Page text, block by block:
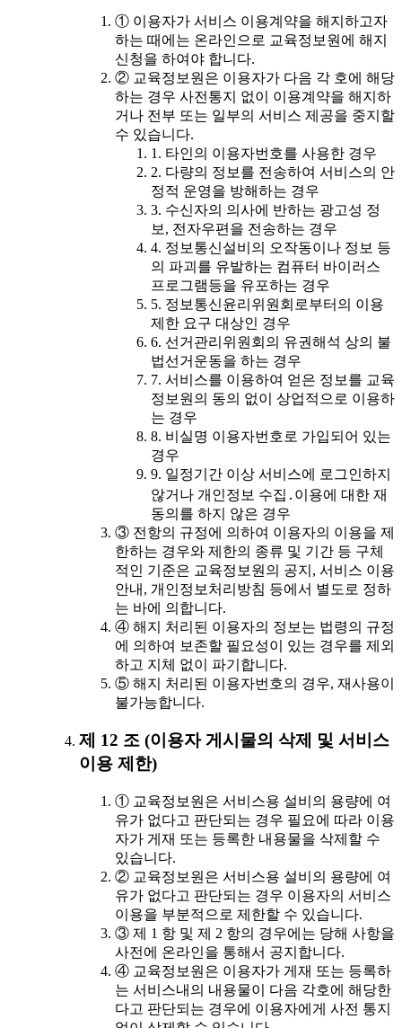
① 이용자가 서비스 이용계약을 해지하고자
하는 때에는 온라인으로 교육정보원에 해지
신청을 하여야 합니다.
② 교육정보원은 이용자가 다음 각 호에 해당
하는 경우 사전통지 없이 이용계약을 해지하
거나 전부 또는 일부의 서비스 제공을 중지할
수 있습니다.
1. 타인의 이용자번호를 사용한 경우
2. 다량의 정보를 전송하여 서비스의 안
정적 운영을 방해하는 경우
3. 수신자의 의사에 반하는 광고성 정
보, 전자우편을 전송하는 경우
4. 정보통신설비의 오작동이나 정보 등
의 파괴를 유발하는 컴퓨터 바이러스
프로그램등을 유포하는 경우
5. 정보통신윤리위원회로부터의 이용
제한 요구 대상인 경우
6. 선거관리위원회의 유권해석 상의 불
법선거운동을 하는 경우
7. 서비스를 이용하여 얻은 정보를 교육
정보원의 동의 없이 상업적으로 이용하
는 경우
8. 비실명 이용자번호로 가입되어 있는
경우
9. 일정기간 이상 서비스에 로그인하지
않거나 개인정보 수집․이용에 대한 재
동의를 하지 않은 경우
③ 전항의 규정에 의하여 이용자의 이용을 제
한하는 경우와 제한의 종류 및 기간 등 구체
적인 기준은 교육정보원의 공지, 서비스 이용
안내, 개인정보처리방침 등에서 별도로 정하
는 바에 의합니다.
④ 해지 처리된 이용자의 정보는 법령의 규정
에 의하여 보존할 필요성이 있는 경우를 제외
하고 지체 없이 파기합니다.
⑤ 해지 처리된 이용자번호의 경우, 재사용이
불가능합니다.
제 12 조 (이용자 게시물의 삭제 및 서비스
이용 제한)
① 교육정보원은 서비스용 설비의 용량에 여
유가 없다고 판단되는 경우 필요에 따라 이용
자가 게재 또는 등록한 내용물을 삭제할 수
있습니다.
② 교육정보원은 서비스용 설비의 용량에 여
유가 없다고 판단되는 경우 이용자의 서비스
이용을 부분적으로 제한할 수 있습니다.
③ 제 1 항 및 제 2 항의 경우에는 당해 사항을
사전에 온라인을 통해서 공지합니다.
④ 교육정보원은 이용자가 게재 또는 등록하
는 서비스내의 내용물이 다음 각호에 해당한
다고 판단되는 경우에 이용자에게 사전 통지